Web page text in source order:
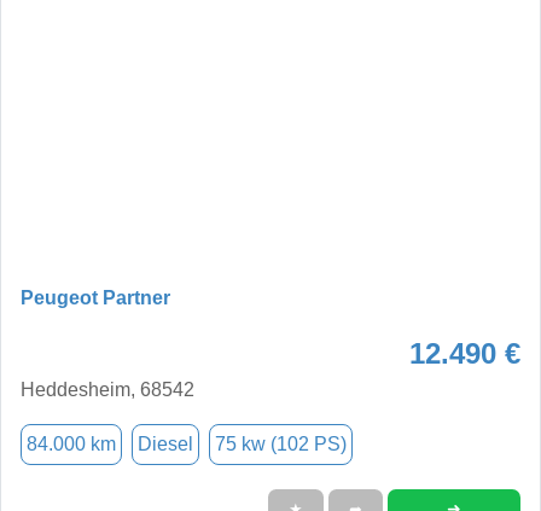
Peugeot Partner
12.490 €
Heddesheim, 68542
84.000 km Diesel 75 kw (102 PS)